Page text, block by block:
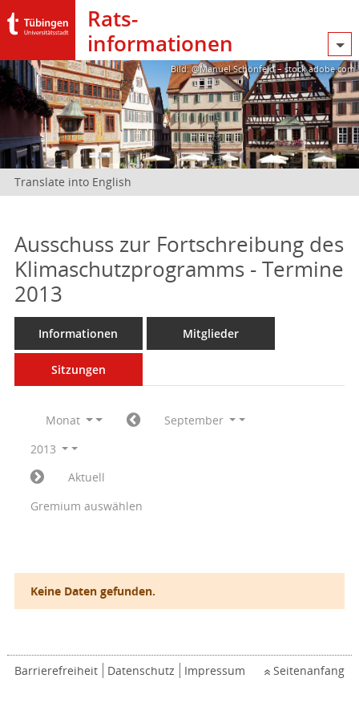
Rats­
informationen
Bild: @Manuel Schönfeld – stock.adobe.com
Translate into English
Ausschuss zur Fortschreibung des
Klimaschutzprogramms - Termine
2013
Informationen Mitglieder
Sitzungen
Monat
September
2013
Aktuell
Gremium auswählen
Keine Daten gefunden.
Barrierefreiheit Datenschutz Impressum Seitenanfang